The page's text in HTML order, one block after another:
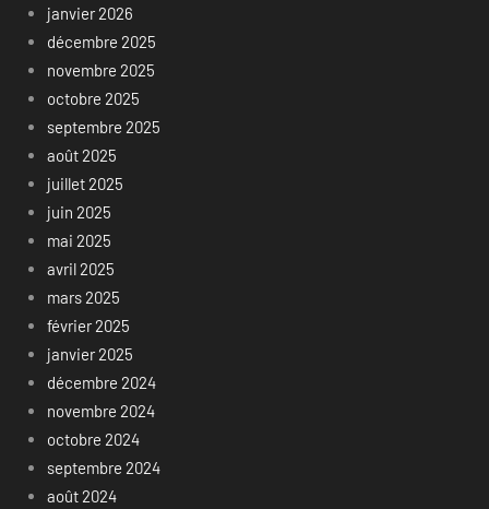
janvier 2026
décembre 2025
novembre 2025
octobre 2025
septembre 2025
août 2025
juillet 2025
juin 2025
mai 2025
avril 2025
mars 2025
février 2025
janvier 2025
décembre 2024
novembre 2024
octobre 2024
septembre 2024
août 2024